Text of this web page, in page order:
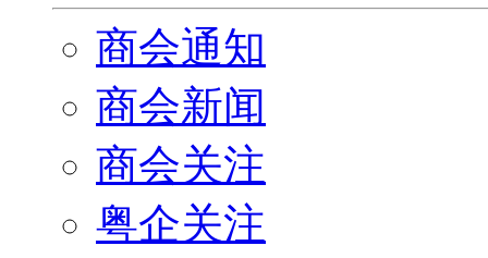
商会通知
商会新闻
商会关注
粤企关注